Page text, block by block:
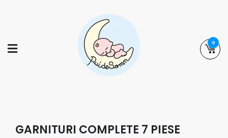
bebelușilor și al copiilor.
0
GARNITURI COMPLETE 7 PIESE